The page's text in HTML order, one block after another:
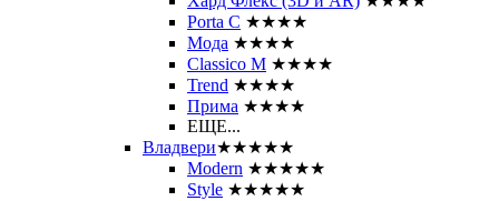
Porta C ★★★★
Мода ★★★★
Classico M ★★★★
Trend ★★★★
Прима ★★★★
ЕЩЕ...
Владвери★★★★★
Modern ★★★★★
Style ★★★★★